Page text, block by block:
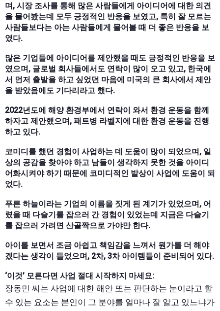
며, 시장 조사를 통해 많은 사람들에게 아이디어에 대한 의견
을 물어봤는데 모두 긍정적인 반응을 보였고, 특히 잘 모르는
사람들보다는 아는 사람들에게 물어볼 때 더 좋은 반응을 보
였다.
많은 기업들에 아이디어를 제안했을 때도 긍정적인 반응을 보
였으며, 글로벌 회사들에서도 연락이 많이 오고 있고, 한국에
서 먼저 출발을 하고 싶었던 마음에 미국의 큰 회사에서 제안
을 받았음에도 기다리라고 했다.
2022년도에 해양 환경부에서 연락이 와서 환경 운동을 함께
하자고 제안했으며, 패트병 라벨지에 대한 환경 운동을 진행
하고 있다.
코미디를 했던 경험이 사업하는 데 도움이 많이 되었으며, 일
상의 공감을 찾아야 하고 남들이 생각하지 못한 것을 아이디
어화시켜야 하기 때문에 코미디적인 발상이 사업에 도움이 되
었다.
푸른 하늘이라는 기업의 이름을 짓게 된 계기가 있었으며, 어
렸을 때 다슬기를 잡으러 간 경험이 있었는데 지금은 다슬기
를 잡으러 가려면 산골짝으로 가야만 한다.
아이를 보면서 조금 아쉽고 책임감을 느껴서 뭔가를 더 해야
겠다는 생각이 들었으며, 2차, 3차 아이템들이 준비되어 있다.
‘이것’ 모른다면 사업 절대 시작하지 마세요:
장동민 씨는 사업에 대한 해안 또는 판단하는 눈이라고 할
수 있는 요소는 본인이 그 분야를 얼마나 잘 알고 있느냐가